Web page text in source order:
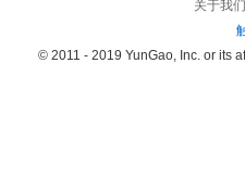
关于我们
© 2011 - 2019 YunGao, Inc. or its